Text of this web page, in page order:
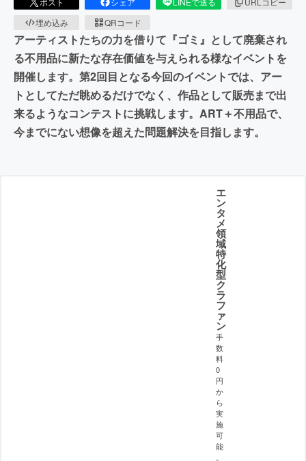
埋め込み
QRコード
アーティストたちの力を借りて『ゴミ』として廃棄され
る不用品に新たな存在価値を与えられる様なイベントを
開催します。第2回目となる今回のイベントでは、アー
トとしてただ眺めるだけでなく、作品として販売まで出
来るようなコンテストに挑戦します。ART＋不用品で、
今までにない想像を超えた問題解決を目指します。
エ
ン
タ
メ
領
域
特
化
型
ク
ラ
フ
ァ
ン
手
数
料
0
円
か
ら
実
施
可
能